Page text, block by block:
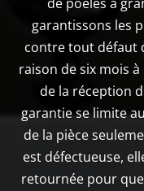
garantissons les
contre tout défaut
raison de six mois
de la réception
garantie se limite
de la pièce
est défectueuse,
retournée pour